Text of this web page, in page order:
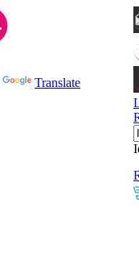
Translate